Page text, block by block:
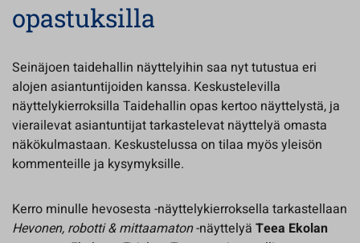
opastuksilla
Seinäjoen taidehallin näyttelyihin saa nyt tutustua eri
alojen asiantuntijoiden kanssa. Keskustelevilla
näyttelykierroksilla Taidehallin opas kertoo näyttelystä, ja
vierailevat asiantuntijat tarkastelevat näyttelyä omasta
näkökulmastaan. Keskustelussa on tilaa myös yleisön
kommenteille ja kysymyksille.
Kerro minulle hevosesta -näyttelykierroksella tarkastellaan
Hevonen, robotti & mittaamaton-näyttelyä Teea Ekolan